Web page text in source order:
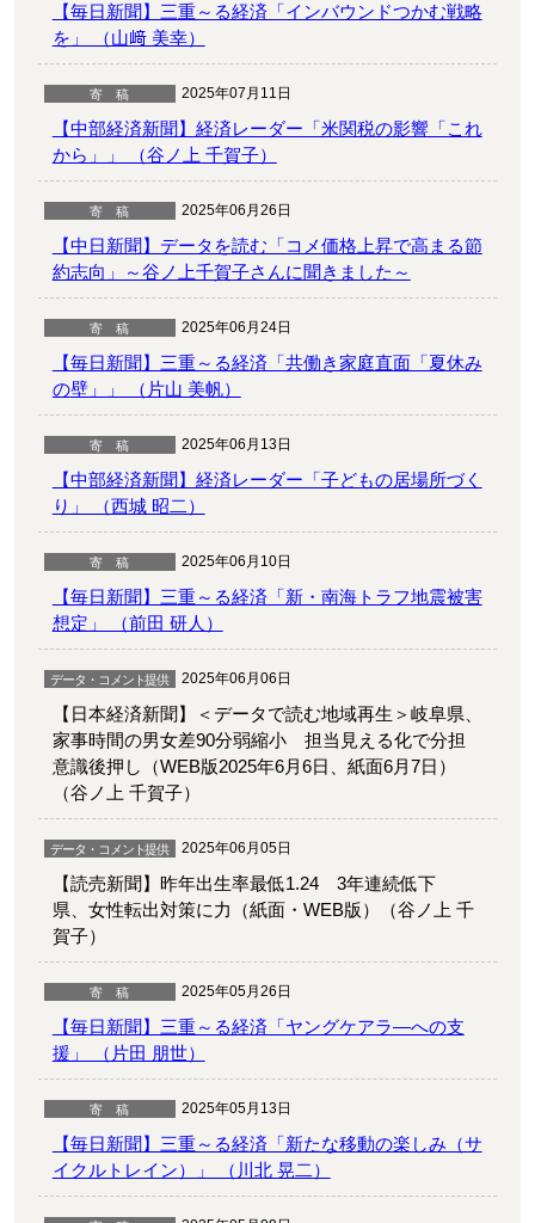
【毎日新聞】三重～る経済「インバウンドつかむ戦略
を」 （山﨑 美幸）
2025年07月11日
【中部経済新聞】経済レーダー「米関税の影響「これ
から」」 （谷ノ上 千賀子）
2025年06月26日
【中日新聞】データを読む「コメ価格上昇で高まる節
約志向」～谷ノ上千賀子さんに聞きました～
2025年06月24日
【毎日新聞】三重～る経済「共働き家庭直面「夏休み
の壁」」 （片山 美帆）
2025年06月13日
【中部経済新聞】経済レーダー「子どもの居場所づく
り」 （西城 昭二）
2025年06月10日
【毎日新聞】三重～る経済「新・南海トラフ地震被害
想定」 （前田 研人）
2025年06月06日
【日本経済新聞】＜データで読む地域再生＞岐阜県、
家事時間の男女差90分弱縮小 担当見える化で分担
意識後押し（WEB版2025年6月6日、紙面6月7日）
（谷ノ上 千賀子）
2025年06月05日
【読売新聞】昨年出生率最低1.24 3年連続低下
県、女性転出対策に力（紙面・WEB版）（谷ノ上 千
賀子）
2025年05月26日
【毎日新聞】三重～る経済「ヤングケアラ―への支
援」 （片田 朋世）
2025年05月13日
【毎日新聞】三重～る経済「新たな移動の楽しみ（サ
イクルトレイン）」 （川北 晃二）